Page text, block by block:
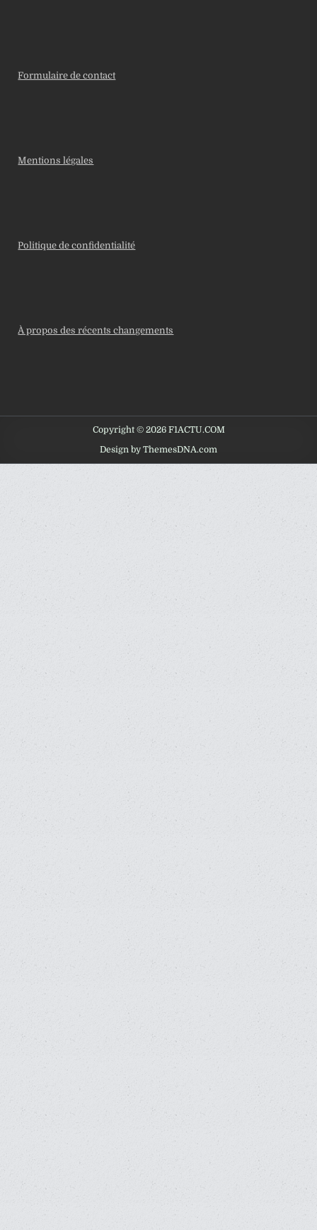
Formulaire de contact
Mentions légales
Politique de confidentialité
À propos des récents changements
Copyright © 2026 F1ACTU.COM
Design by ThemesDNA.com